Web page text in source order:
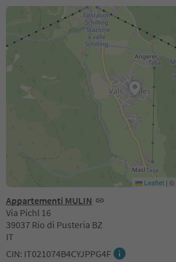
Appartementi MULIN
Via Pichl 16
39037 Rio di Pusteria BZ
IT
CIN: IT021074B4CYJPPG4F
Leaflet | ©